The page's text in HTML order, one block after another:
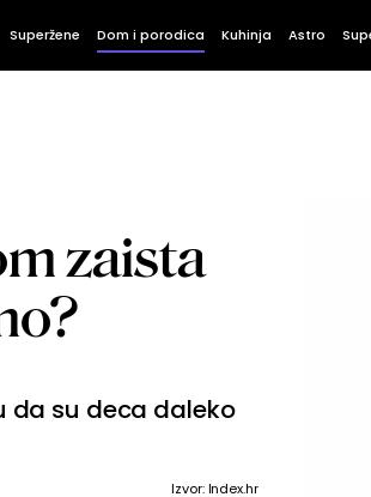
Superžene Dom i porodica Kuhinja Astro
zaista
da su deca daleko
Izvor: Index.hr